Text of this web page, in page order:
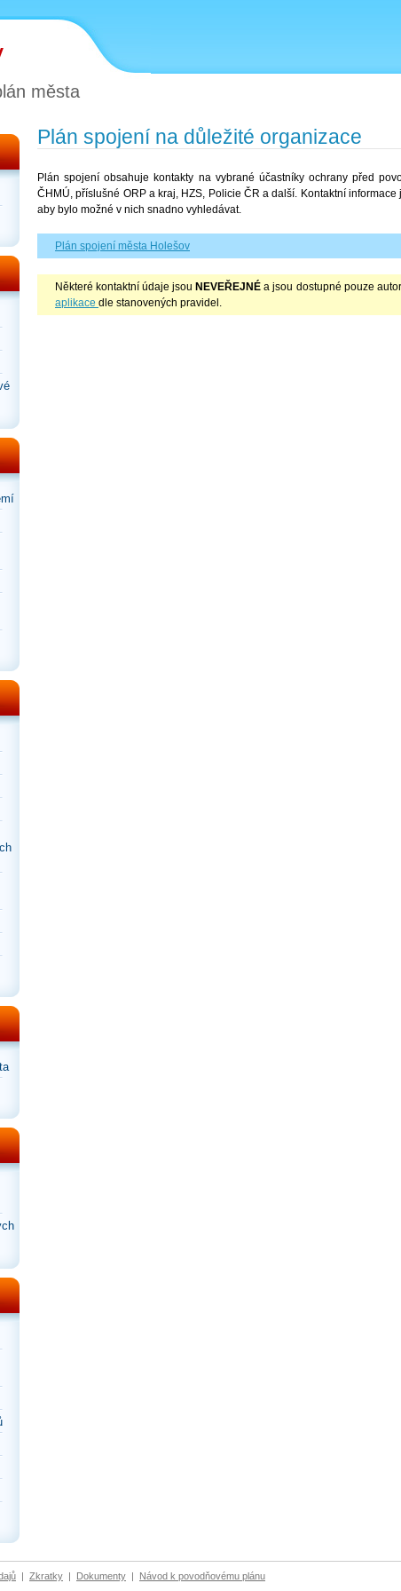
města
Plán spojení na důležité organizace
Plán spojení obsahuje kontakty na vybrané účastníky ochrany před
ČHMÚ, příslušné ORP a kraj, HZS, Policie ČR a další. Kontaktní
aby bylo možné v nich snadno vyhledávat.
Plán spojení města Holešov
Některé kontaktní údaje jsou NEVEŘEJNÉ a jsou dostupné pouze
aplikace dle stanovených pravidel.
| Zkratky | Dokumenty | Návod k povodňovému plánu